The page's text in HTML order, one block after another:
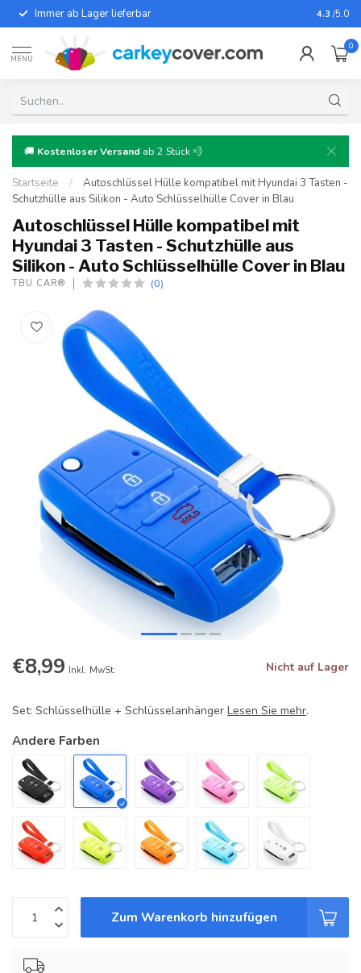
Immer ab Lager lieferbar Für fast
4.3 /5.0
MENU
0
🚚 Kostenloser Versand ab 2 Stück 💨
Startseite /
Autoschlüssel Hülle kompatibel mit Hyundai 3 Tasten -
Schutzhülle aus Silikon - Auto Schlüsselhülle Cover in Blau
Autoschlüssel Hülle kompatibel mit
Hyundai 3 Tasten - Schutzhülle aus
Silikon - Auto Schlüsselhülle Cover in Blau
TBU CAR® (0)
€8,99 Inkl. MwSt. Nicht auf Lager
Set: Schlüsselhülle + Schlüsselanhänger Lesen Sie mehr.
Andere Farben
Zum Warenkorb hinzufügen